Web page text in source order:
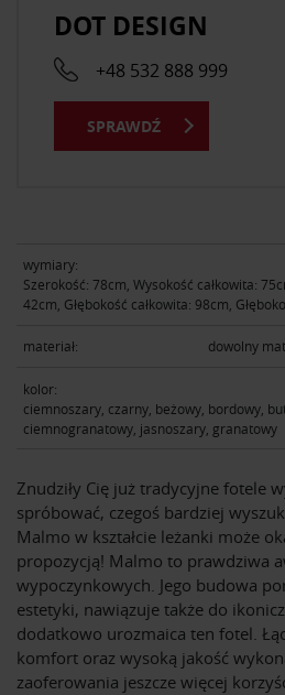
wymiary:
Szerokość: 78cm, Wysokość całkowita:
42cm, Głębokość całkowita: 98cm,
materiał: dowolny
kolor:
ciemnoszary, czarny, beżowy, bordowy,
ciemnogranatowy, jasnoszary, granatowy
Znudziły Cię już tradycyjne fotele
spróbować, czegoś bardziej
Malmo w kształcie leżanki może
propozycją! Malmo to prawdziwa
wypoczynkowych. Jego budowa
estetyki, nawiązuje także do
dodatkowo urozmaica ten fotel.
komfort oraz wysoką jakość
zaoferowania jeszcze więcej
DOT DESIGN
+48 532 888 999
SPRAWDŹ